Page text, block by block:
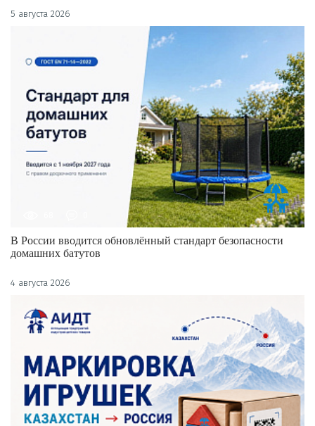
5 августа 2026
В России вводится обновлённый стандарт безопасности
домашних батутов
4 августа 2026